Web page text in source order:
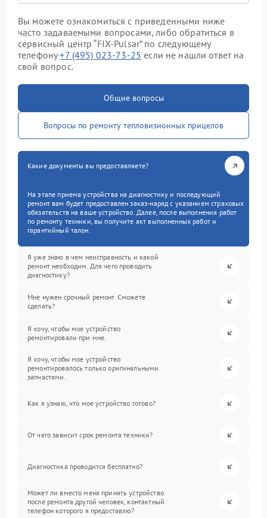
Вы можете ознакомиться с приведенными ниже
часто задаваемыми вопросами, либо обратиться в
сервисный центр “FIX-Pulsar” по следующему
телефону+7 (495) 023-73-25 если не нашли ответ на
свой вопрос.
Общие вопросы
Вопросы по ремонту тепловизионных прицелов
Какие документы вы предоставляете?
На этапе приема устройства на диагностику и последующий
ремонт вам будет предоставлен заказ-наряд с указанием страховых
обязательств на ваше устройство. Далее, после выполнения работ
по ремонту техники, вы получите акт выполненных работ и
гарантийный талон.
Я уже знаю в чем неисправность и какой
ремонт необходим. Для чего проводить
диагностику?
Мне нужен срочный ремонт. Сможете
сделать?
Я хочу, чтобы мое устройство
ремонтировали при мне.
Я хочу, чтобы мое устройство
ремонтировалось только оригинальными
запчастями.
Как я узнаю, что мое устройство готово?
От чего зависит срок ремонта техники?
Диагностика проводится бесплатно?
Может ли вместо меня принять устройство
после ремонта другой человек, контактный
телефон которого я предоставлю?